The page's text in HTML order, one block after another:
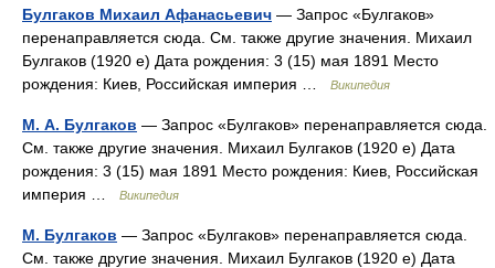
Булгаков Михаил Афанасьевич — Запрос «Булгаков»
перенаправляется сюда. Cм. также другие значения. Михаил
Булгаков (1920 е) Дата рождения: 3 (15) мая 1891 Место
рождения: Киев, Российская империя …
Википедия
М. А. Булгаков — Запрос «Булгаков» перенаправляется сюда.
Cм. также другие значения. Михаил Булгаков (1920 е) Дата
рождения: 3 (15) мая 1891 Место рождения: Киев, Российская
империя …
Википедия
М. Булгаков — Запрос «Булгаков» перенаправляется сюда.
Cм. также другие значения. Михаил Булгаков (1920 е) Дата